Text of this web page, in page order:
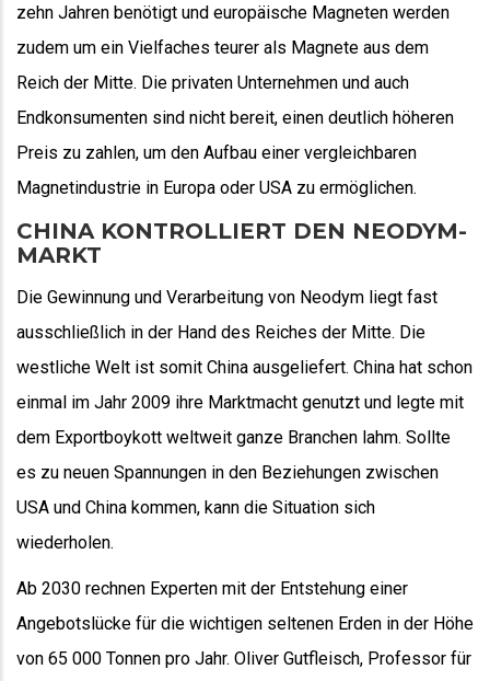
zehn Jahren benötigt und europäische Magneten werden
zudem um ein Vielfaches teurer als Magnete aus dem
Reich der Mitte. Die privaten Unternehmen und auch
Endkonsumenten sind nicht bereit, einen deutlich höheren
Preis zu zahlen, um den Aufbau einer vergleichbaren
Magnetindustrie in Europa oder USA zu ermöglichen.
CHINA KONTROLLIERT DEN NEODYM-
MARKT
Die Gewinnung und Verarbeitung von Neodym liegt fast
ausschließlich in der Hand des Reiches der Mitte. Die
westliche Welt ist somit China ausgeliefert. China hat schon
einmal im Jahr 2009 ihre Marktmacht genutzt und legte mit
dem Exportboykott weltweit ganze Branchen lahm. Sollte
es zu neuen Spannungen in den Beziehungen zwischen
USA und China kommen, kann die Situation sich
wiederholen.
Ab 2030 rechnen Experten mit der Entstehung einer
Angebotslücke für die wichtigen seltenen Erden in der Höhe
von 65 000 Tonnen pro Jahr. Oliver Gutfleisch, Professor für